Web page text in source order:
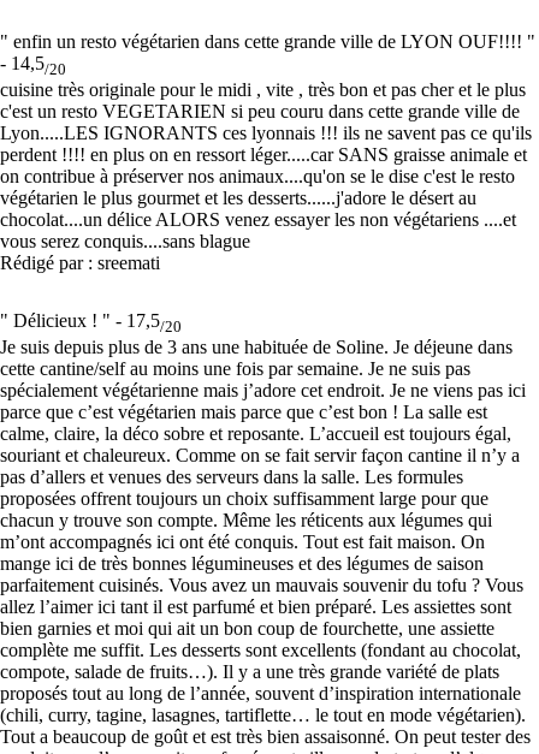
" enfin un resto végétarien dans cette grande ville de LYON OUF!!!! "
- 14,5/20
cuisine très originale pour le midi , vite , très bon et pas cher et le plus
c'est un resto VEGETARIEN si peu couru dans cette grande ville de
Lyon.....LES IGNORANTS ces lyonnais !!! ils ne savent pas ce qu'ils
perdent !!!! en plus on en ressort léger.....car SANS graisse animale et
on contribue à préserver nos animaux....qu'on se le dise c'est le resto
végétarien le plus gourmet et les desserts......j'adore le désert au
chocolat....un délice ALORS venez essayer les non végétariens ....et
vous serez conquis....sans blague
Rédigé par : sreemati
" Délicieux ! " - 17,5/20
Je suis depuis plus de 3 ans une habituée de Soline. Je déjeune dans
cette cantine/self au moins une fois par semaine. Je ne suis pas
spécialement végétarienne mais j’adore cet endroit. Je ne viens pas ici
parce que c’est végétarien mais parce que c’est bon ! La salle est
calme, claire, la déco sobre et reposante. L’accueil est toujours égal,
souriant et chaleureux. Comme on se fait servir façon cantine il n’y a
pas d’allers et venues des serveurs dans la salle. Les formules
proposées offrent toujours un choix suffisamment large pour que
chacun y trouve son compte. Même les réticents aux légumes qui
m’ont accompagnés ici ont été conquis. Tout est fait maison. On
mange ici de très bonnes légumineuses et des légumes de saison
parfaitement cuisinés. Vous avez un mauvais souvenir du tofu ? Vous
allez l’aimer ici tant il est parfumé et bien préparé. Les assiettes sont
bien garnies et moi qui ait un bon coup de fourchette, une assiette
complète me suffit. Les desserts sont excellents (fondant au chocolat,
compote, salade de fruits…). Il y a une très grande variété de plats
proposés tout au long de l’année, souvent d’inspiration internationale
(chili, curry, tagine, lasagnes, tartiflette… le tout en mode végétarien).
Tout a beaucoup de goût et est très bien assaisonné. On peut tester des